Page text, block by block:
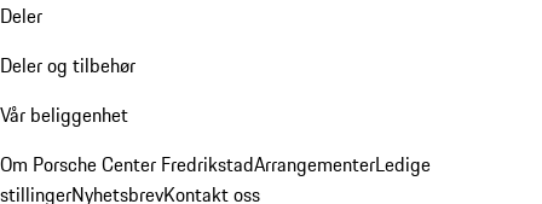
Deler
Deler og tilbehør
Vår beliggenhet
Om Porsche Center FredrikstadArrangementerLedige
stillingerNyhetsbrevKontakt oss